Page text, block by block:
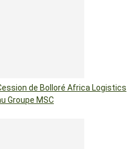
de Bolloré Africa Logistics
Groupe MSC